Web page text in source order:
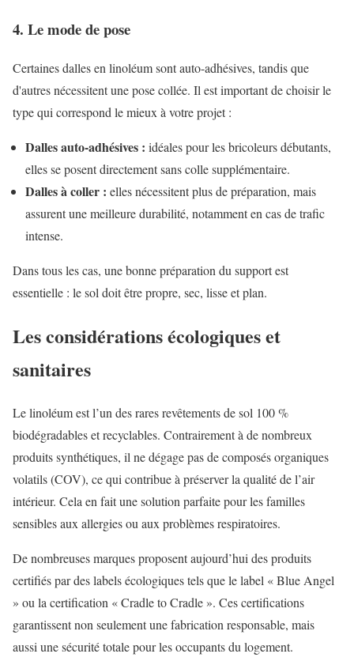
4. Le mode de pose
Certaines dalles en linoléum sont auto-adhésives, tandis que
d'autres nécessitent une pose collée. Il est important de choisir le
type qui correspond le mieux à votre projet :
Dalles auto-adhésives : idéales pour les bricoleurs débutants,
elles se posent directement sans colle supplémentaire.
Dalles à coller : elles nécessitent plus de préparation, mais
assurent une meilleure durabilité, notamment en cas de trafic
intense.
Dans tous les cas, une bonne préparation du support est
essentielle : le sol doit être propre, sec, lisse et plan.
Les considérations écologiques et
sanitaires
Le linoléum est l’un des rares revêtements de sol 100 %
biodégradables et recyclables. Contrairement à de nombreux
produits synthétiques, il ne dégage pas de composés organiques
volatils (COV), ce qui contribue à préserver la qualité de l’air
intérieur. Cela en fait une solution parfaite pour les familles
sensibles aux allergies ou aux problèmes respiratoires.
De nombreuses marques proposent aujourd’hui des produits
certifiés par des labels écologiques tels que le label « Blue Angel
» ou la certification « Cradle to Cradle ». Ces certifications
garantissent non seulement une fabrication responsable, mais
aussi une sécurité totale pour les occupants du logement.